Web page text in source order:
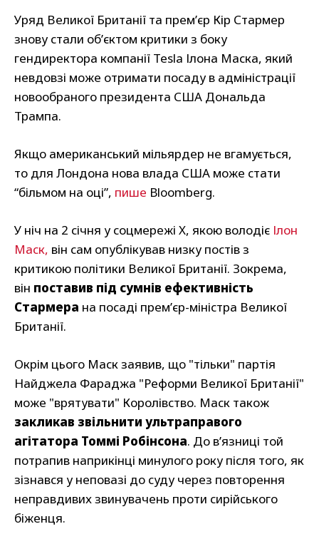
Уряд Великої Британії та прем’єр Кір Стармер
знову стали об’єктом критики з боку
гендиректора компанії Tesla Ілона Маска, який
невдовзі може отримати посаду в адміністрації
новообраного президента США Дональда
Трампа.
Якщо американський мільярдер не вгамується,
то для Лондона нова влада США може стати
“більмом на оці”, пише Bloomberg.
У ніч на 2 січня у соцмережі X, якою володіє Ілон
Маск, він сам опублікував низку постів з
критикою політики Великої Британії. Зокрема,
він поставив під сумнів ефективність
Стармера на посаді прем’єр-міністра Великої
Британії.
Окрім цього Маск заявив, що "тільки" партія
Найджела Фараджа "Реформи Великої Британії"
може "врятувати" Королівство. Маск також
закликав звільнити ультраправого
агітатора Томмі Робінсона. До в’язниці той
потрапив наприкінці минулого року після того, як
зізнався у неповазі до суду через повторення
неправдивих звинувачень проти сирійського
біженця.